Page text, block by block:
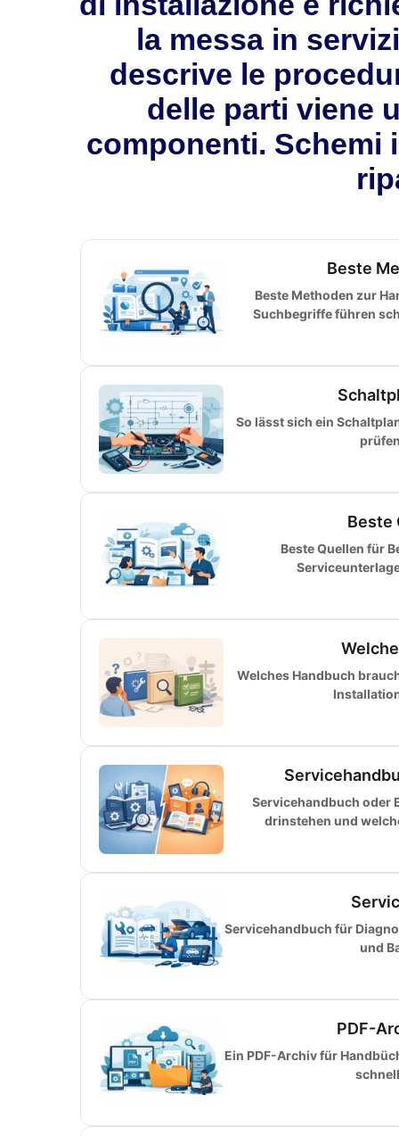
la messa in
descrive le
delle parti viene
componenti. Schemi
Beste
Beste Methoden zur
Suchbegriffe führen
So lässt sich ein
Beste
Beste Quellen für
Welches Handbuch
Servicehandbuch oder
drinstehen und
Servicehandbuch für
und
PDF-
Ein PDF-Archiv für